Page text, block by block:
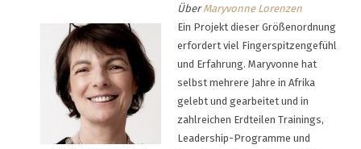
ÜberMaryvonne Lorenzen
Ein Projekt dieser Größenordnung
erfordert viel Fingerspitzengefühl
und Erfahrung. Maryvonne hat
selbst mehrere Jahre in Afrika
gelebt und gearbeitet und in
zahlreichen Erdteilen Trainings,
Leadership-Programme und